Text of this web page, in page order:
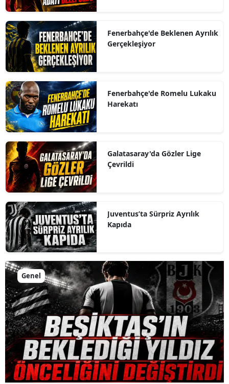
Fenerbahçe'de Beklenen Ayrılık
Gerçekleşiyor
Fenerbahçe'de Romelu Lukaku
Harekatı
Galatasaray'da Gözler Lige
Çevrildi
Juventus’ta Sürpriz Ayrılık
Kapıda
Genel